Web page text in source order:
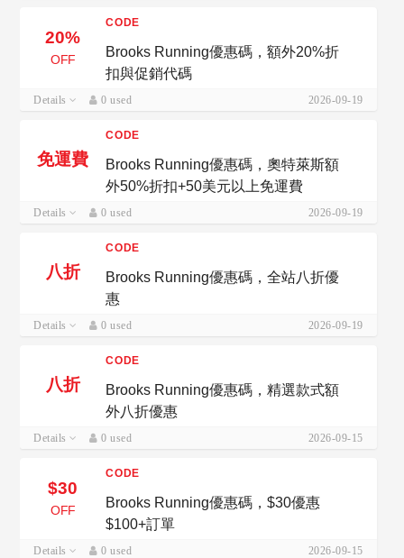
20%
OFF
CODE
Brooks Running優惠碼，額外20%折
扣與促銷代碼
Details 0 used 2026-09-19
免運費
CODE
Brooks Running優惠碼，奧特萊斯額
外50%折扣+50美元以上免運費
Details 0 used 2026-09-19
八折
CODE
Brooks Running優惠碼，全站八折優
惠
Details 0 used 2026-09-19
八折
CODE
Brooks Running優惠碼，精選款式額
外八折優惠
Details 0 used 2026-09-15
$30
OFF
CODE
Brooks Running優惠碼，$30優惠
$100+訂單
Details 0 used 2026-09-15